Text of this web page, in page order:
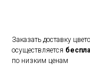
Заказать доставку
осуществляется
по низким ценам